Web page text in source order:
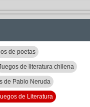
de poetas
de literatura chilena
de Pablo Neruda
de Literatura